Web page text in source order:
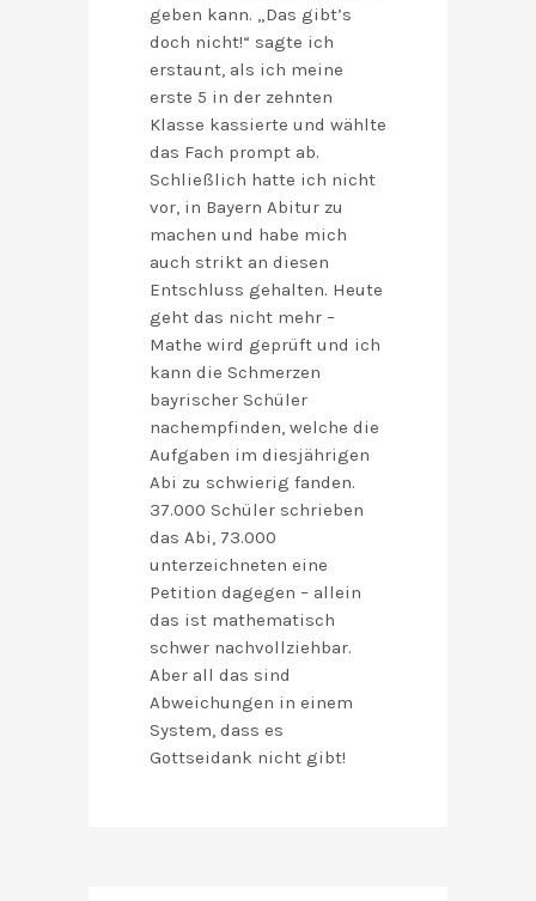
geben kann. „Das gibt’s
doch nicht!“ sagte ich
erstaunt, als ich meine
erste 5 in der zehnten
Klasse kassierte und wählte
das Fach prompt ab.
Schließlich hatte ich nicht
vor, in Bayern Abitur zu
machen und habe mich
auch strikt an diesen
Entschluss gehalten. Heute
geht das nicht mehr –
Mathe wird geprüft und ich
kann die Schmerzen
bayrischer Schüler
nachempfinden, welche die
Aufgaben im diesjährigen
Abi zu schwierig fanden.
37.000 Schüler schrieben
das Abi, 73.000
unterzeichneten eine
Petition dagegen – allein
das ist mathematisch
schwer nachvollziehbar.
Aber all das sind
Abweichungen in einem
System, dass es
Gottseidank nicht gibt!